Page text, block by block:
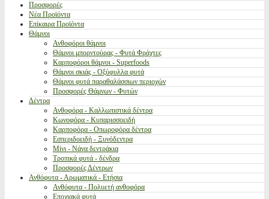
Προσφορές
Νέα Προϊόντα
Επίκαιρα Προϊόντα
Θάμνοι
Ανθοφόροι θάμνοι
Θάμνοι μπορντούρας - Φυτά Φράχτες
Καρποφόροι θάμνοι - Superfoods
Θάμνοι σκιάς - Οξύφυλλα φυτά
Θάμνοι φυτά παραθαλάσσιων περιοχών
Προσφορές Θάμνων - Φυτών
Δέντρα
Ανθοφόρα - Καλλωπιστικά δέντρα
Κωνοφόρα - Κυπαρισσοειδή
Καρποφόρα - Οπωροφόρα δέντρα
Εσπεριδοειδή - Ξυνόδεντρα
Μίνι - Νάνα δεντράκια
Τροπικά φυτά - δένδρα
Προσφορές Δέντρων
Ανθόφυτα - Αρωματικά - Ετήσια
Ανθόφυτα - Πολυετή ανθοφόρα
Εποχιακά φυτά